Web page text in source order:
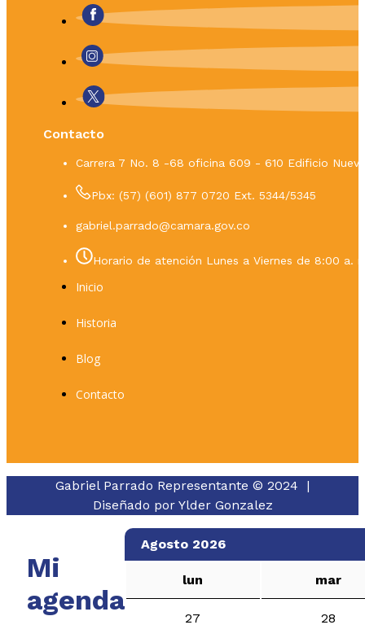
Contacto
Carrera 7 No. 8 -68 oficina 609 - 610 Edificio
Pbx: (57) (601) 877 0720 Ext. 5344/5345
gabriel.parrado@camara.gov.co
Horario de atención Lunes a Viernes de 8:00 a.
Inicio
Historia
Blog
Contacto
Gabriel Parrado Representante © 2024 |
Diseñado por Ylder Gonzalez
Mi
agenda
Agosto 2026
lun mar
27
28